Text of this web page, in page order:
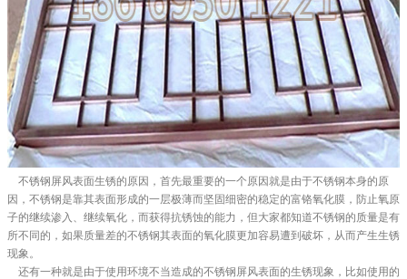
不锈钢屏风表面生锈的原因，首先最重要的一个原因就是由于不锈钢本身的原
因，不锈钢是靠其表面形成的一层极薄而坚固细密的稳定的富铬氧化膜，防止氧原
子的继续渗入、继续氧化，而获得抗锈蚀的能力，但大家都知道不锈钢的质量是有
所不同的，如果质量差的不锈钢其表面的氧化膜更加容易遭到破坏，从而产生生锈
现象。
还有一种就是由于使用环境不当造成的不锈钢屏风表面的生锈现象，比如使用的